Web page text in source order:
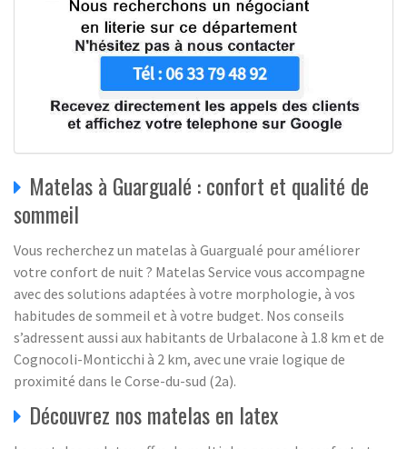
Matelas à Guargualé : confort et qualité de
sommeil
Vous recherchez un matelas à Guargualé pour améliorer
votre confort de nuit ? Matelas Service vous accompagne
avec des solutions adaptées à votre morphologie, à vos
habitudes de sommeil et à votre budget. Nos conseils
s’adressent aussi aux habitants de Urbalacone à 1.8 km et de
Cognocoli-Monticchi à 2 km, avec une vraie logique de
proximité dans le Corse-du-sud (2a).
Découvrez nos matelas en latex